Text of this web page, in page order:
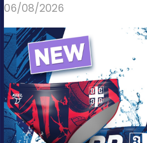
06/08/2026